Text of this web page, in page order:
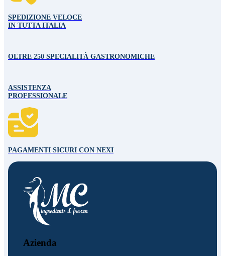
SPEDIZIONE VELOCE
IN TUTTA ITALIA
OLTRE 250 SPECIALITÀ GASTRONOMICHE
ASSISTENZA
PROFESSIONALE
PAGAMENTI SICURI CON NEXI
Azienda